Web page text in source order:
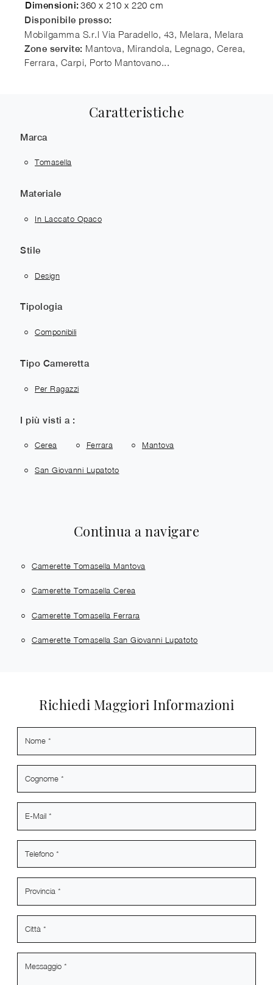
Dimensioni:360 x 210 x 220 cm
Disponibile presso:
Mobilgamma S.r.l Via Paradello, 43, Melara, Melara
Zone servite: Mantova, Mirandola, Legnago, Cerea,
Ferrara, Carpi, Porto Mantovano...
Caratteristiche
Marca
Tomasella
Materiale
In Laccato Opaco
Stile
Design
Tipologia
Componibili
Tipo Cameretta
Per Ragazzi
I più visti a :
Cerea Ferrara Mantova
San Giovanni Lupatoto
Continua a navigare
Camerette Tomasella Mantova
Camerette Tomasella Cerea
Camerette Tomasella Ferrara
Camerette Tomasella San Giovanni Lupatoto
Richiedi Maggiori Informazioni